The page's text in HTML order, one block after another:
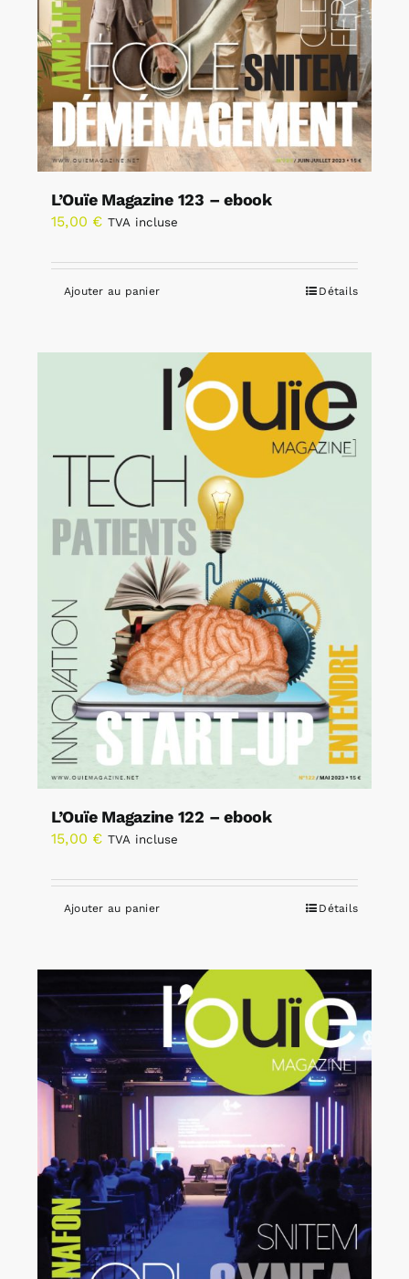
L’Ouïe Magazine 123 – ebook
15,00 € TVA incluse
Ajouter au panier Détails
L’Ouïe Magazine 122 – ebook
15,00 € TVA incluse
Ajouter au panier Détails